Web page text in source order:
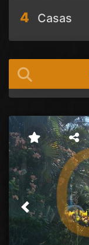
4 Casas
Previous